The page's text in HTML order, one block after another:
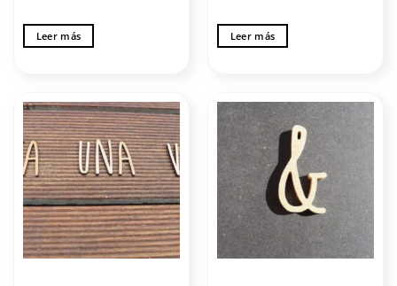
Leer más Leer más